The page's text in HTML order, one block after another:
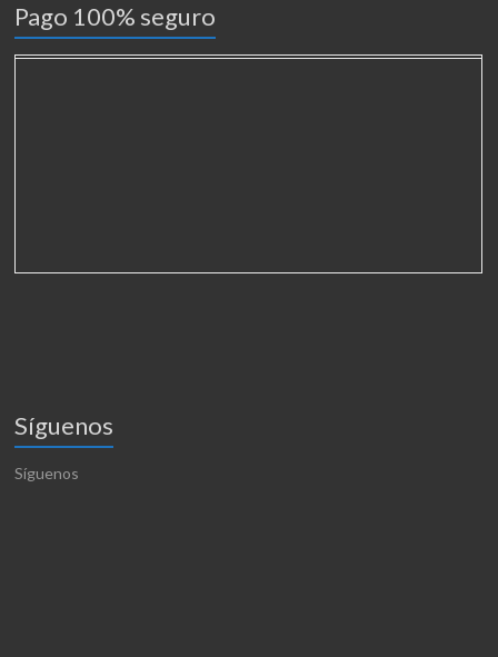
Pago 100% seguro
Síguenos
Síguenos